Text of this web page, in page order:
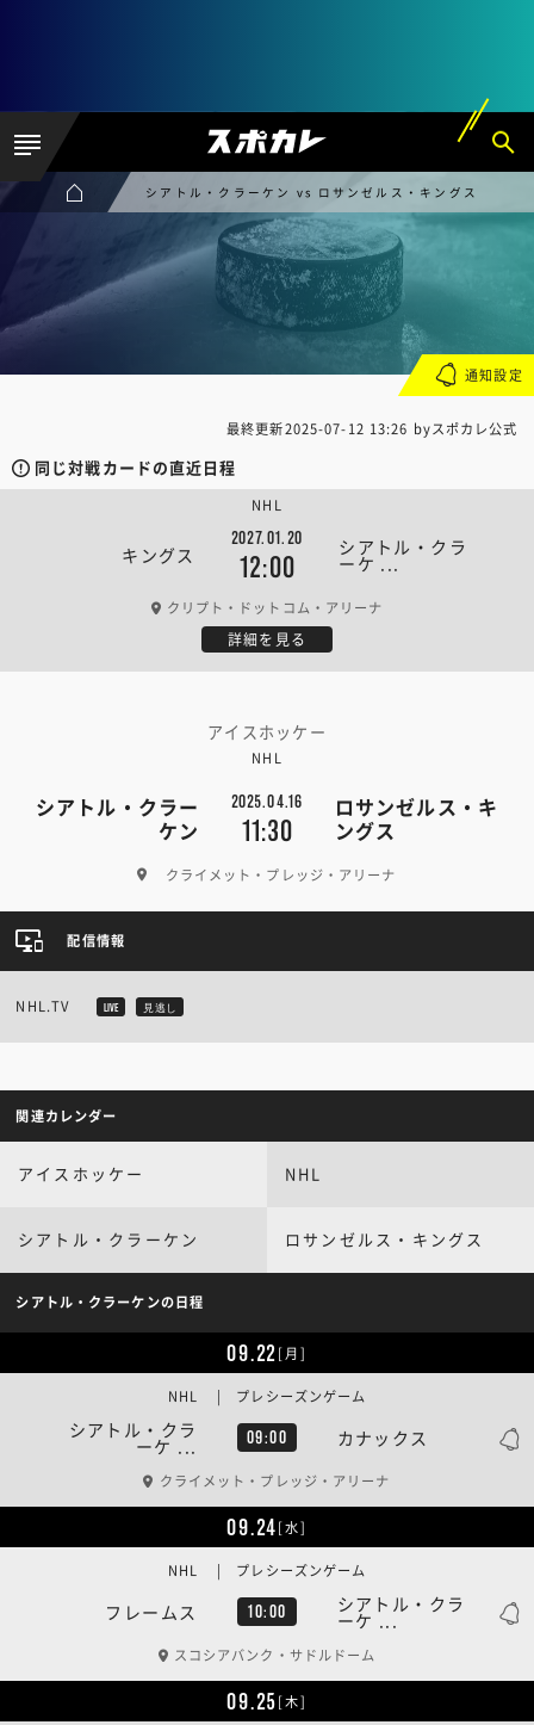
シアトル・クラーケン vs ロサンゼルス・キングス
最終更新2025-07-12 13:26 byスポカレ公式
同じ対戦カードの直近日程
キングス
2027.01.20
12:00
シアトル・クラ
ーケ ...
NHL
クリプト・ドットコム・アリーナ
詳細を見る
アイスホッケー
NHL
シアトル・クラー
ケン
2025.04.16
11:30
ロサンゼルス・キ
ングス
クライメット・プレッジ・アリーナ
通知設定
配信情報
NHL.TV LIVE 見逃し
関連カレンダー
アイスホッケー NHL
シアトル・クラーケン ロサンゼルス・キングス
シアトル・クラーケンの日程
09.22[月]
シアトル・クラ
ーケ ... 09:00 カナックス
NHL | プレシーズンゲーム
クライメット・プレッジ・アリーナ
09.24[水]
フレームス 10:00 シアトル・クラ
ーケ ...
NHL | プレシーズンゲーム
スコシアバンク・サドルドーム
09.25[木]